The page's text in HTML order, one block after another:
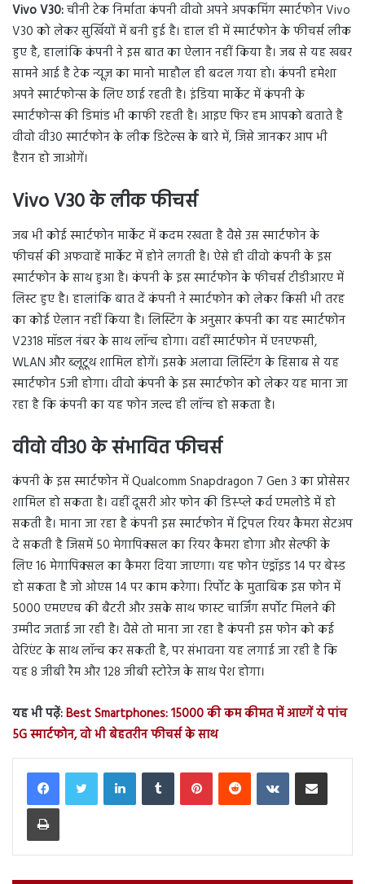
Vivo V30:चीनी टेक निर्माता कंपनी वीवो अपने अपकमिंग स्मार्टफोन Vivo
V30 को लेकर सुर्खियों में बनी हुई है। हाल ही में स्मार्टफोन के फीचर्स लीक
हुए है, हालांकि कंपनी ने इस बात का ऐलान नहीं किया है। जब से यह खबर
सामने आई है टेक न्यूज़ का मानो माहौल ही बदल गया हो। कंपनी हमेशा
अपने स्मार्टफोन्स के लिए छाई रहती है। इंडिया मार्केट में कंपनी के
स्मार्टफोन्स की डिमांड भी काफी रहती है। आइए फिर हम आपको बताते है
वीवो वी30 स्मार्टफोन के लीक डिटेल्स के बारे में, जिसे जानकर आप भी
हैरान हो जाओगें।
Vivo V30 के लीक फीचर्स
जब भी कोई स्मार्टफोन मार्केट में कदम रखता है वैसे उस स्मार्टफोन के
फीचर्स की अफवाहें मार्केट में होने लगती है। ऐसे ही वीवो कंपनी के इस
स्मार्टफोन के साथ हुआ है। कंपनी के इस स्मार्टफोन के फीचर्स टीडीआरए में
लिस्ट हुए है। हालांकि बात दें कंपनी ने स्मार्टफोन को लेकर किसी भी तरह
का कोई ऐलान नहीं किया है। लिस्टिंग के अनुसार कंपनी का यह स्मार्टफोन
V2318 मॉडल नंबर के साथ लॉन्च होगा। वहीं स्मार्टफोन में एनएफसी,
WLAN और ब्लूटूथ शामिल होगें। इसके अलावा लिस्टिंग के हिसाब से यह
स्मार्टफोन 5जी होगा। वीवो कंपनी के इस स्मार्टफोन को लेकर यह माना जा
रहा है कि कंपनी का यह फोन जल्द ही लॉन्च हो सकता है।
वीवो वी30 के संभावित फीचर्स
कंपनी के इस स्मार्टफोन में Qualcomm Snapdragon 7 Gen 3 का प्रोसेसर
शामिल हो सकता है। वहीं दूसरी ओर फोन की डिस्प्ले कर्व एमलोडे में हो
सकती है। माना जा रहा है कंपनी इस स्मार्टफोन में ट्रिपल रियर कैमरा सेटअप
दे सकती है जिसमें 50 मेगापिक्सल का रियर कैमरा होगा और सेल्फी के
लिए 16 मेगापिक्सल का कैमरा दिया जाएगा। यह फोन एंड्रॉइड 14 पर बेस्ड
हो सकता है जो ओएस 14 पर काम करेगा। रिर्पोट के मुताबिक इस फोन में
5000 एमएएच की बैटरी और उसके साथ फास्ट चार्जिंग सर्पोट मिलने की
उम्मीद जताई जा रही है। वैसे तो माना जा रहा है कंपनी इस फोन को कई
वेरिएंट के साथ लॉन्च कर सकती है, पर संभावना यह लगाई जा रही है कि
यह 8 जीबी रैम और 128 जीबी स्टोरेज के साथ पेश होगा।
यह भी पढ़ें:Best Smartphones: 15000 की कम कीमत में आएगें ये पांच
5G स्मार्टफोन, वो भी बेहतरीन फीचर्स के साथ
LinkedInTumblr PinterestReddit VKontakteShare via Email
Print